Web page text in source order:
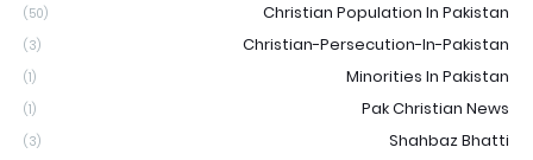
Christian Population In Pakistan
(50)
Christian-Persecution-In-Pakistan
(3)
Minorities In Pakistan
(1)
Pak Christian News
(1)
Shahbaz Bhatti
(3)